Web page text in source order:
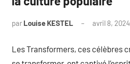
par Louise KESTEL avril 8, 2024
Les Transformers, ces célèbres